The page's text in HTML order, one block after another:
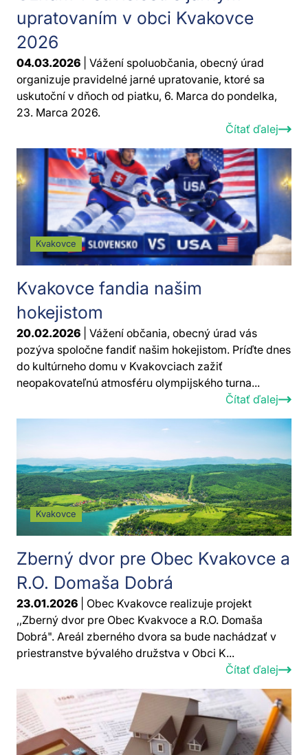
upratovaním v obci Kvakovce
2026
04.03.2026 | Vážení spoluobčania, obecný úrad
organizuje pravidelné jarné upratovanie, ktoré sa
uskutoční v dňoch od piatku, 6. Marca do pondelka,
23. Marca 2026.
Čítať ďalej
Kvakovce
Kvakovce fandia našim
hokejistom
20.02.2026 | Vážení občania, obecný úrad vás
pozýva spoločne fandiť našim hokejistom. Príďte dnes
do kultúrneho domu v Kvakovciach zažiť
neopakovateľnú atmosféru olympijského turna...
Čítať ďalej
Kvakovce
Zberný dvor pre Obec Kvakovce a
R.O. Domaša Dobrá
23.01.2026 | Obec Kvakovce realizuje projekt
,,Zberný dvor pre Obec Kvakvoce a R.O. Domaša
Dobrá". Areál zberného dvora sa bude nachádzať v
priestranstve bývalého družstva v Obci K...
Čítať ďalej